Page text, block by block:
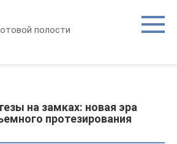
полости
на замках: новая эра
протезирования